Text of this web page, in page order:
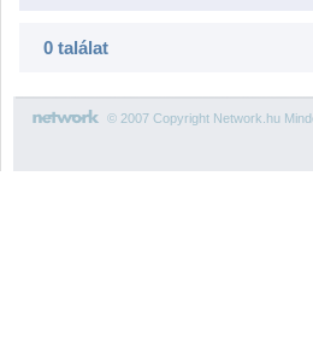
0 találat
© 2007 Copyright Network.hu